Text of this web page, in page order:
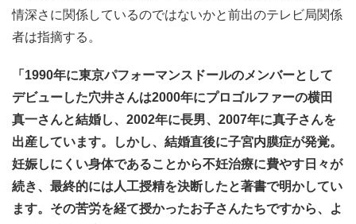
情深さに関係しているのではないかと前出のテレビ局関係
者は指摘する。
「1990年に東京パフォーマンスドールのメンバーとして
デビューした穴井さんは2000年にプロゴルファーの横田
真一さんと結婚し、2002年に長男、2007年に真子さんを
出産しています。しかし、結婚直後に子宮内膜症が発覚。
妊娠しにくい身体であることから不妊治療に費やす日々が
続き、最終的には人工授精を決断したと著書で明かしてい
ます。その苦労を経て授かったお子さんたちですから、よ